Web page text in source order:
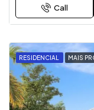
Call
RESIDENCIAL MAIS